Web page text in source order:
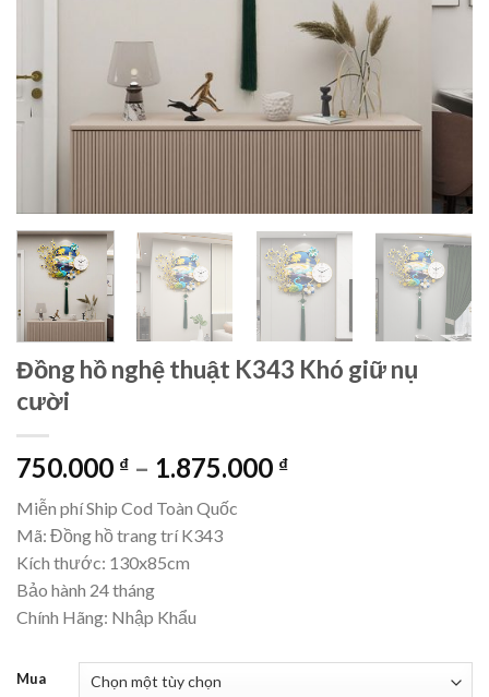
Đồng hồ nghệ thuật K343 Khó giữ nụ
cười
750.000 ₫ – 1.875.000 ₫Khoảng
Miễn phí Ship Cod Toàn Quốc
Mã: Đồng hồ trang trí K343
Kích thước: 130x85cm
Bảo hành 24 tháng
Chính Hãng: Nhập Khẩu
Mua